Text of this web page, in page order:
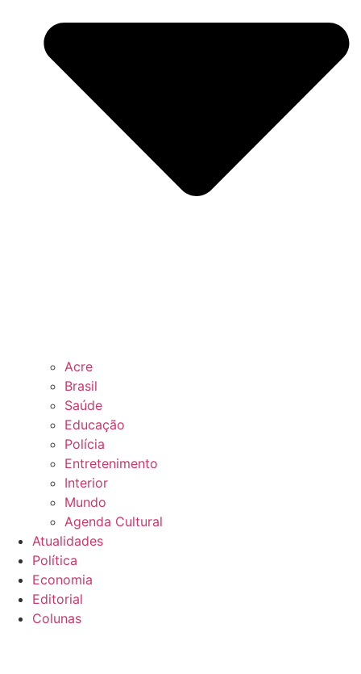
Acre
Brasil
Saúde
Educação
Polícia
Entretenimento
Interior
Mundo
Agenda Cultural
Atualidades
Política
Economia
Editorial
Colunas